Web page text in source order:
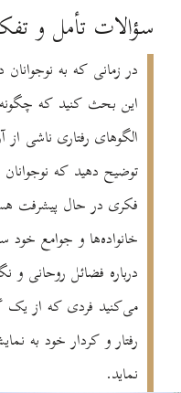
سؤالات تأمل و
در زمانی که به
این بحث کنید که
الگوهای رفتاری ناشی از
توضیح دهید که
فکری در حال پیشرفت
خانواده‌ها و جوامع خود
درباره فضائل روحانی
می‌کنید فردی که از یک
رفتار و کردار خود به
نماید.